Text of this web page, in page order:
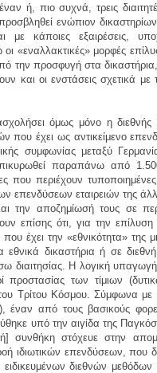
ή, πιο συχνά, τρεις
ενώπιον
με κάποιες εξαιρέσεις,
«εναλλακτικές» μορφές
την προσφυγή στα
και οι ενστάσεις σχετικά με
όμως μόνο η διεθνής
που έχει ως αντικείμενο
συμφωνίας μεταξύ
παραπάνω από
που περιέχουν
επενδύσεων εταιρειών της
την αποζημίωσή τους σε
επίσης ότι, για την
που έχει την «εθνικότητα»
δικαστήρια ή σε
διαιτησίας. Η λογική
προστασίας των τίμιων
Tρίτου Kόσμου. Σύμφωνα με
έναν από τους βασικούς
υπό την αιγίδα της
συνθήκη στόχευε στην
ιδιωτικών επενδύσεων, που
διεθνών